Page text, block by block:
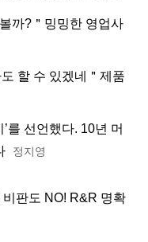
까?＂밍밍한 영업사
할 수 있겠네＂제품
를 선언했다. 10년 머
정지영
판도 NO! R&R 명확